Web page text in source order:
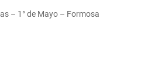
– 1° de Mayo – Formosa